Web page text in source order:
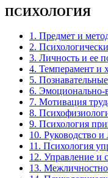
ПСИХОЛОГИЯ
1. Предмет и
2.
3. Личность и ее
4. Темперамент и
5.
6. Эмоционально-
7. Мотивация
8.
9. Психология
10. Руководство и
11. Психология
12. Управление и
13.